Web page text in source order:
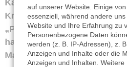
Kampagne zur neuen
Kreative PR oder
„Pressesprecher“ in seiner
hat das Magazin mit
Martin Wohlrabe
auf unserer Website. Einige
essenziell, während andere
Website und Ihre Erfahrung zu
Personenbezogene Daten
werden (z. B. IP-Adressen), z.
Anzeigen und Inhalte oder die
Anzeigen und Inhalten.